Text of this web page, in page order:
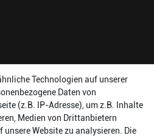
Technologien auf unserer
Daten von
(z.B. IP-Adresse), um z.B. Inhalte
Medien von Drittanbietern
Website zu analysieren. Die